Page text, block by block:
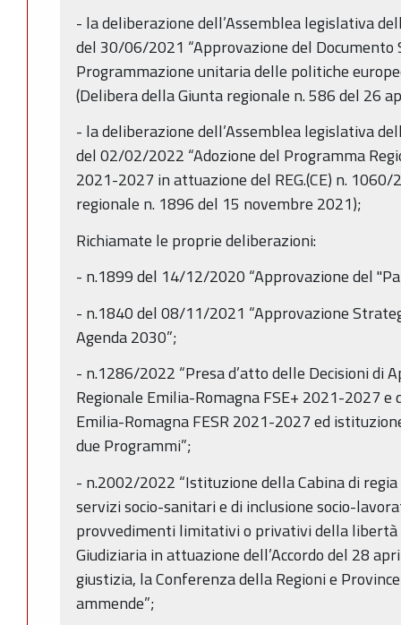
- la deliberazione dell’Assemblea legislativa
del 30/06/2021 “Approvazione del
Programmazione unitaria delle politiche
(Delibera della Giunta regionale n. 586 del 26
- la deliberazione dell’Assemblea legislativa
del 02/02/2022 “Adozione del Programma
2021-2027 in attuazione del REG.(CE) n.
regionale n. 1896 del 15 novembre 2021);
Richiamate le proprie deliberazioni:
- n.1899 del 14/12/2020 “Approvazione del
- n.1840 del 08/11/2021 “Approvazione
Agenda 2030”;
- n.1286/2022 “Presa d’atto delle Decisioni di
Regionale Emilia-Romagna FSE+ 2021-2027 e
Emilia-Romagna FESR 2021-2027 ed
due Programmi”;
- n.2002/2022 “Istituzione della Cabina di
servizi socio-sanitari e di inclusione socio-
provvedimenti limitativi o privativi della libertà
Giudiziaria in attuazione dell’Accordo del 28
giustizia, la Conferenza della Regioni e
ammende”;